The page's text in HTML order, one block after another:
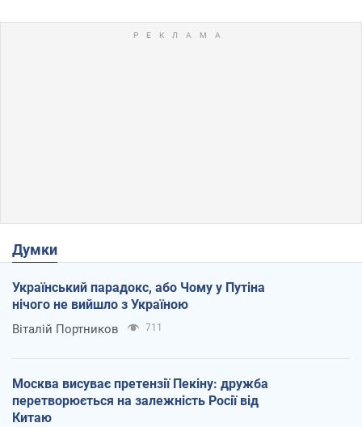
Думки
Український парадокс, або Чому у Путіна
нічого не вийшло з Україною
Віталій Портников 711
Москва висуває претензії Пекіну: дружба
перетворюється на залежність Росії від
Китаю